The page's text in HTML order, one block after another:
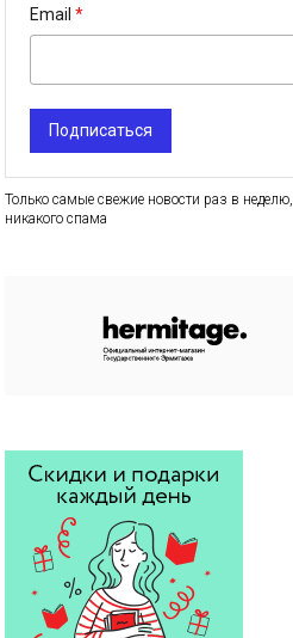
Email
Подписаться
Только самые свежие новости раз в неделю,
никакого спама